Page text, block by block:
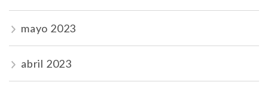
mayo 2023
abril 2023